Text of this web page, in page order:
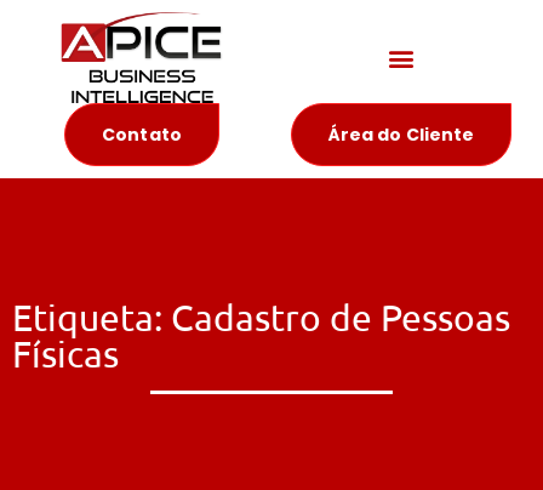
Contato Área do Cliente
Etiqueta: Cadastro de Pessoas
Físicas